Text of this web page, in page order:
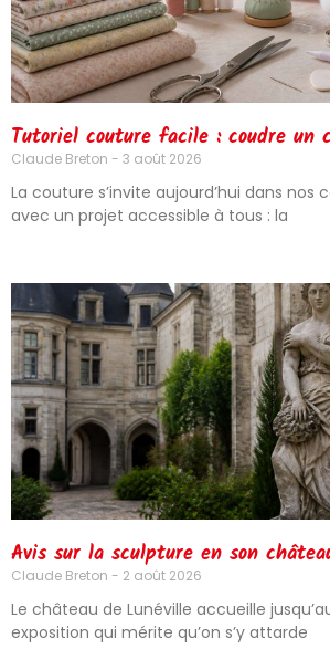
Tutoriel couture facile : coudre un
Claude Breton 3 août 2026
La couture s’invite aujourd’hui dans nos
avec un projet accessible à tous : la
Avis sur la sculpture en son
Claude Breton 2 août 2026
Le château de Lunéville accueille
exposition qui mérite qu’on s’y attarde